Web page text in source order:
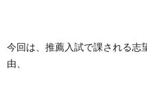
今回は、 推薦入試で課される志
由、